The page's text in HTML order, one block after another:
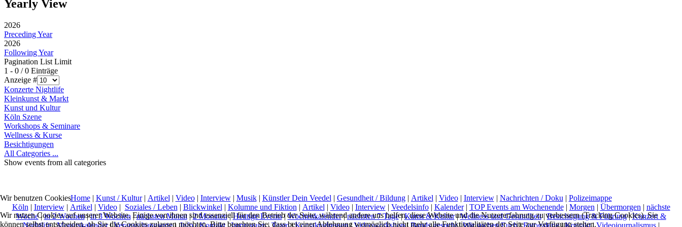
Yearly View
2026
Preceding Year
2026
Following Year
Pagination List Limit
1 - 0 / 0 Einträge
Anzeige #
Konzerte Nightlife
Kleinkunst & Markt
Kunst und Kultur
Köln Szene
Workshops & Seminare
Wellness & Kurse
Besichtigungen
All Categories ...
Show events from all categories
Home| Kunst / Kultur| Artikel | Video| Interview| Musik| Künstler Dein Veedel | Gesundheit / Bildung| Artikel | Video| Interview| Nachrichten / Doku | Polizeimappe
Köln | Interview| Artikel | Video| Soziales / Leben | Blickwinkel | Kolumne und Fiktion | Artikel | Video| Interview| Veedelsinfo| Kalender| TOP Events am Wochenende| Morgen | Übermorgen | nächste
Woche|in 2 Wochen|in 3 Wochen |nächsten Monat|2 Monaten|Heutige Events|Wochenkalender|nächsten 7 Tage|Kunst & Kultur|Wellness und Gesundheit|Besichtigung & Führung|Konzert &
Nightlife|Monatskalender|Veranstaltungsorte|Info / Kontakt|Impressum| Team|Kontaktadressen|Videoworkshop|Bands gesucht|Wir suchen Euch|Fotogalerie|Kontakt|Videojournalismus|
Wir benutzen Cookies
Wir nutzen Cookies auf unserer Website. Einige von ihnen sind essenziell für den Betrieb der Seite, während andere uns helfen, diese Website und die Nutzererfahrung zu verbessern (Tracking Cookies). Sie
können selbst entscheiden, ob Sie die Cookies zulassen möchten. Bitte beachten Sie, dass bei einer Ablehnung womöglich nicht mehr alle Funktionalitäten der Seite zur Verfügung stehen.